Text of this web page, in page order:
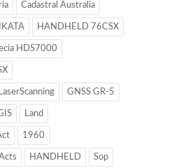
Cadastral Australia
HANDHELD 76CSX
HDS7000
GNSS GR-5
Land
1960
HANDHELD Sop